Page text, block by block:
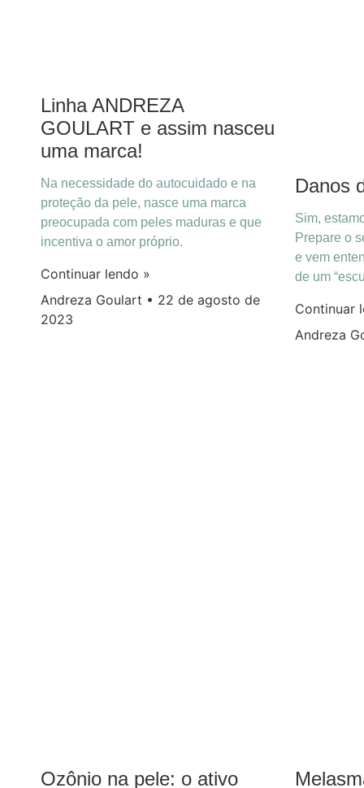
Linha ANDREZA
GOULART e assim nasceu
uma marca!
Na necessidade do autocuidado e na
proteção da pele, nasce uma marca
preocupada com peles maduras e que
incentiva o amor próprio.
Continuar lendo »
Andreza Goulart
22 de agosto de
2023
Danos
Sim,
Prepare o
e vem
de um
Continuar
Andreza
Ozônio na pele: o ativo